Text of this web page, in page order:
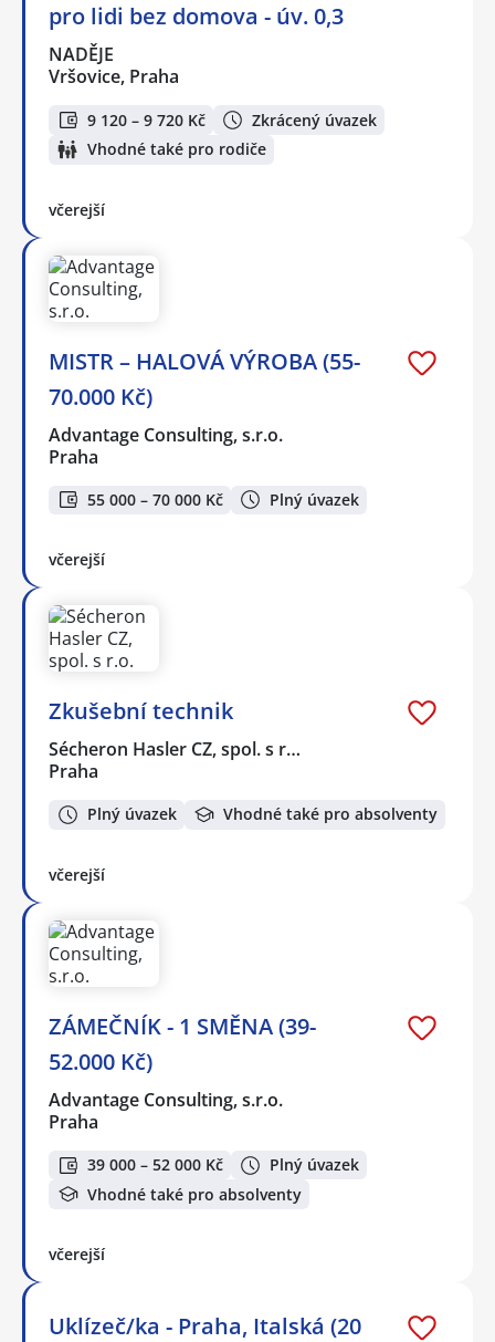
pro lidi bez domova - úv. 0,3
NADĚJE
Vršovice, Praha
9 120 – 9 720 Kč
Zkrácený úvazek
Vhodné také pro rodiče
včerejší
MISTR – HALOVÁ VÝROBA (55-
70.000 Kč)
Advantage Consulting, s.r.o.
Praha
55 000 – 70 000 Kč Plný úvazek
včerejší
Zkušební technik
Sécheron Hasler CZ, spol. s r…
Praha
Plný úvazek Vhodné také pro absolventy
včerejší
ZÁMEČNÍK - 1 SMĚNA (39-
52.000 Kč)
Advantage Consulting, s.r.o.
Praha
39 000 – 52 000 Kč
Plný úvazek
Vhodné také pro absolventy
včerejší
Uklízeč/ka - Praha, Italská (20